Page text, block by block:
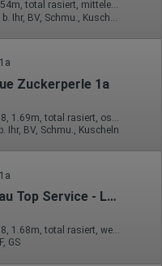
Benutzung unserer
übermittelte IP-Adresse
können aus den
der Nutzer
Google gegebenenfalls
gesetzlich
diese Daten im Auftrag
der Nutzer wird von
der Europäischen Union
dies bedeutet, dass alle
Ausnahmefällen wird die
in den USA
Browser des Nutzers
Daten von Google
sind folgende:
30 Jahre, 90D, KF 38, 1.54m, total rasiert, mitteleuropäisch
Zuckerperle 1a
Ihr, BV, Schmu., Kuscheln
Charlotte Top Frau Top Service - Lollipopp Girls
32 Jahre, 80E(DD), KF 38, 1.68m, total rasiert, westeuropäisch
GS